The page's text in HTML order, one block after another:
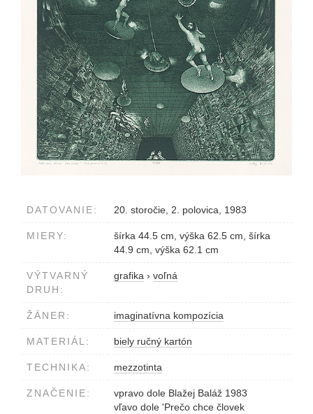
DATOVANIE: 20. storočie, 2. polovica, 1983
MIERY:
šírka 44.5 cm, výška 62.5 cm, šírka
44.9 cm, výška 62.1 cm
VÝTVARNÝ
DRUH:
grafika › voľná
ŽÁNER: imaginatívna kompozícia
MATERIÁL: biely ručný kartón
TECHNIKA: mezzotinta
ZNAČENIE:
vpravo dole Blažej Baláž 1983
vľavo dole 'Prečo chce človek